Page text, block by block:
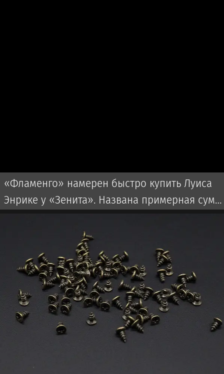
«Фламенго» намерен быстро купить Луиса
Энрике у «Зенита». Названа примерная